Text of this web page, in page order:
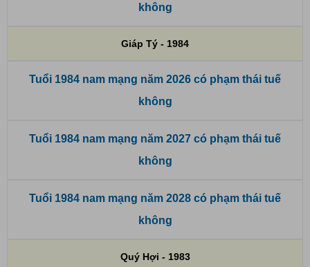
không
Giáp Tý - 1984
Tuổi 1984 nam mạng năm 2026 có phạm thái tuế
không
Tuổi 1984 nam mạng năm 2027 có phạm thái tuế
không
Tuổi 1984 nam mạng năm 2028 có phạm thái tuế
không
Quý Hợi - 1983